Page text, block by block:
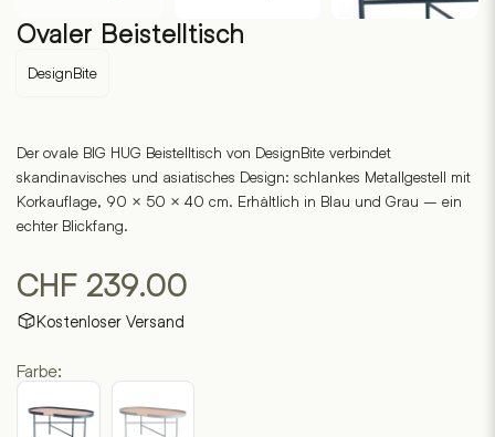
Ovaler Beistelltisch
DesignBite
Der ovale BIG HUG Beistelltisch von DesignBite verbindet
skandinavisches und asiatisches Design: schlankes Metallgestell mit
Korkauflage, 90 × 50 × 40 cm. Erhältlich in Blau und Grau – ein
echter Blickfang.
CHF 239.00
Kostenloser Versand
Farbe: